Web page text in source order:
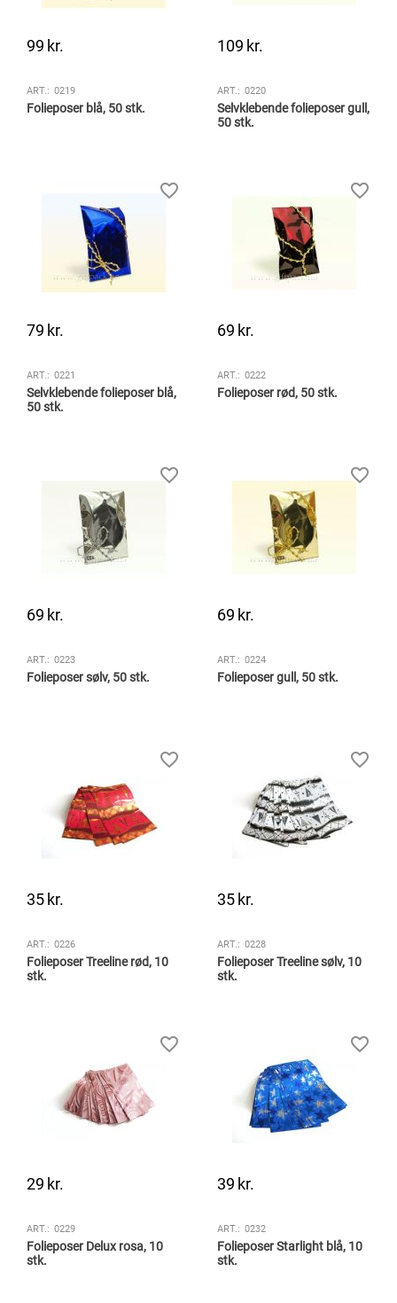
99 kr.
ART.: 0219
Folieposer blå, 50 stk.
109 kr.
ART.: 0220
Selvklebende folieposer gull,
50 stk.
79 kr.
ART.: 0221
Selvklebende folieposer blå,
50 stk.
69 kr.
ART.: 0222
Folieposer rød, 50 stk.
69 kr.
ART.: 0223
Folieposer sølv, 50 stk.
69 kr.
ART.: 0224
Folieposer gull, 50 stk.
35kr.
ART.: 0226
Folieposer Treeline rød, 10
stk.
35kr.
ART.: 0228
Folieposer Treeline sølv, 10
stk.
29 kr.
ART.: 0229
Folieposer Delux rosa, 10
stk.
39 kr.
ART.: 0232
Folieposer Starlight blå, 10
stk.